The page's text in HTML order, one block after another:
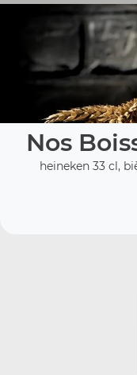
Nos
heineken 33 cl,